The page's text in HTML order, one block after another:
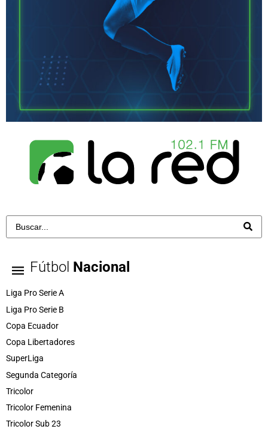
Fútbol Nacional
Liga Pro Serie A
Liga Pro Serie B
Copa Ecuador
Copa Libertadores
SuperLiga
Segunda Categoría
Tricolor
Tricolor Femenina
Tricolor Sub 23